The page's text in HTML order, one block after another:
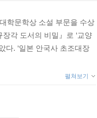
학문학상 소설 부문을 수상
각 도서의 비밀』로 ‘교양
다. ‘일본 안국사 초조대장
펼쳐보기